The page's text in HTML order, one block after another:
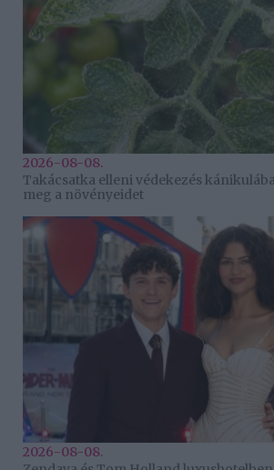
2026-08-08.
Takácsatka elleni védekezés
meg a növényeidet
2026-08-08.